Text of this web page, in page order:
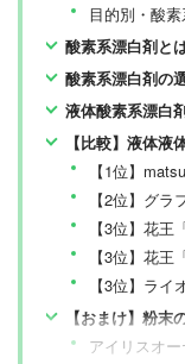
目的別・酸
酸素系漂白剤と
酸素系漂白剤の
液体酸素系漂白
【比較】液体
【1位】
【2位】グ
【3位】花
【3位】花
【3位】ライ
【おまけ】粉
アイリスオー